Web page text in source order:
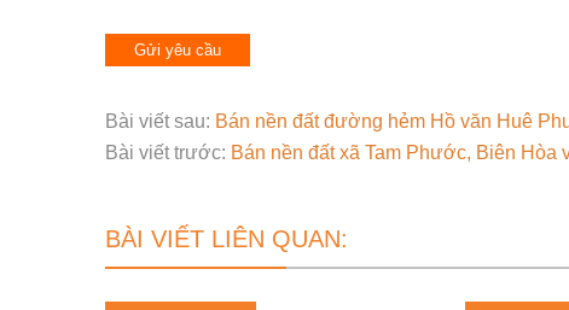
Bài viết sau: Bán nền đất đường hẻm Hồ văn Huê
Bài viết trước: Bán nền đất xã Tam Phước, Biên Hòa
BÀI VIẾT LIÊN QUAN: